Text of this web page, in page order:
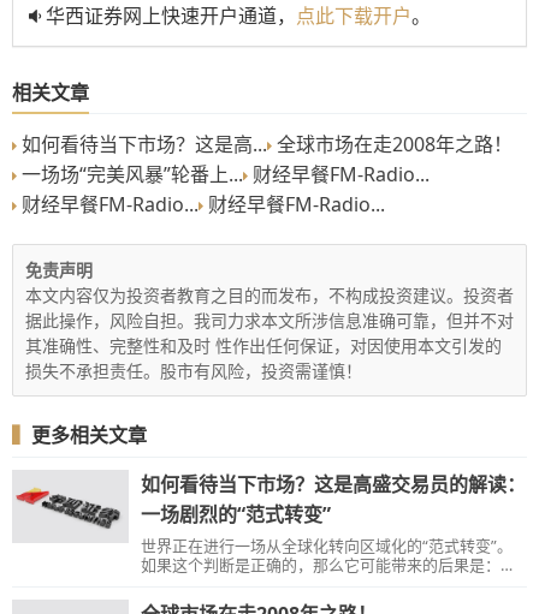
华西证券网上快速开户通道， 点此下载开户。
相关文章
如何看待当下市场？这是高... 全球市场在走2008年之路！
一场场“完美风暴”轮番上... 财经早餐FM-Radio...
财经早餐FM-Radio... 财经早餐FM-Radio...
免责声明
本文内容仅为投资者教育之目的而发布，不构成投资建议。投资者
据此操作，风险自担。我司力求本文所涉信息准确可靠，但并不对
其准确性、完整性和及时 性作出任何保证，对因使用本文引发的
损失不承担责任。股市有风险，投资需谨慎！
更多相关文章
如何看待当下市场？这是高盛交易员的解读：
一场剧烈的“范式转变”
世界正在进行一场从全球化转向区域化的“范式转变”。
如果这个判断是正确的，那么它可能带来的后果是：更